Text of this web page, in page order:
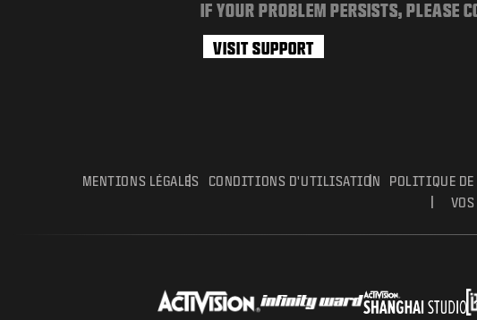
IF YOUR PROBLEM PERSISTS, PLEASE
VISIT SUPPORT
MENTIONS LÉGALES CONDITIONS D'UTILISATION POLITIQUE